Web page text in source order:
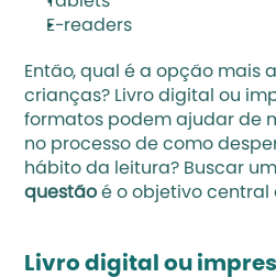
E-readers
Então, qual é a opção mais
crianças? Livro digital ou
formatos podem ajudar de
no processo de como
hábito da leitura? Buscar
questão é o objetivo central
Livro digital ou